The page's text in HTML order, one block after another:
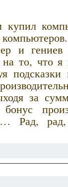
купил
и гениев
то, что я
подсказки
за
Рад, рад,